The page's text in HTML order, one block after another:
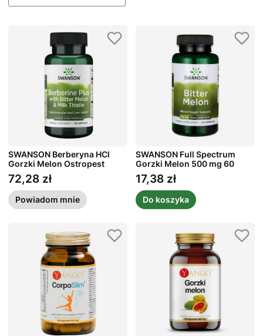
SWANSON Berberyna HCl
Gorzki Melon Ostropest
Plamisty 60 kaps.
Cena
72,28 zł
Powiadom mnie
SWANSON Full Spectrum
Gorzki Melon 500 mg 60
kaps.
Cena
17,38 zł
Do koszyka